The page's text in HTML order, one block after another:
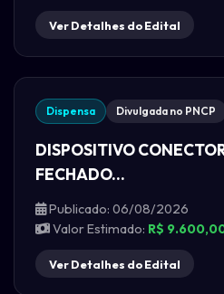
Ver Detalhes do Edital
Dispensa Divulgada no PNCP
DISPOSITIVO
FECHADO...
Publicado: 06/08/2026
Valor Estimado: R$
Ver Detalhes do Edital